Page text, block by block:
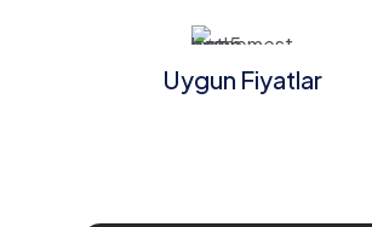
Uygun Fiyatlar